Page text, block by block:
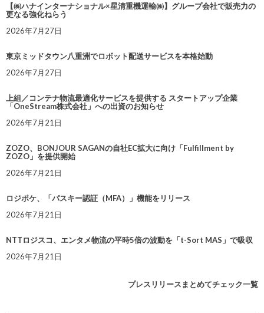
【㈱ハナインターナショナル×星清重機運輸㈱】グループ会社で販売力の
更なる強化ねらう
2026年7月27日
東京ミッドタウン八重洲でロボット配送サービスを本格始動
2026年7月27日
上組／コンテナ物流最適化サービスを提供する スタートアップ企業
「OneStream株式会社」への出資のお知らせ
2026年7月21日
ZOZO、BONJOUR SAGANの自社EC拡大に向け「Fulfillment by
ZOZO」を提供開始
2026年7月21日
ロジポケ、「パスキー認証（MFA）」機能をリリース
2026年7月21日
NTTロジスコ、エンタメ物流の平時5倍の波動を「t-Sort MAS」で吸収
2026年7月21日
プレスリリースまとめてチェック一覧